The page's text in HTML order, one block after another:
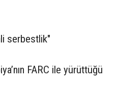
serbestlik"
FARC ile yürüttüğü